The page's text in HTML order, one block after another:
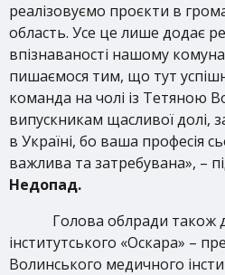
реалізовуємо проєкти в
область. Усе це лише додає
впізнаваності нашому
пишаємося тим, що тут
команда на чолі із Тетяною
випускникам щасливої долі,
в Україні, бо ваша професія
важлива та затребувана», –
Недопад.
Голова облради також
інститутського «Оскара» –
Волинського медичного